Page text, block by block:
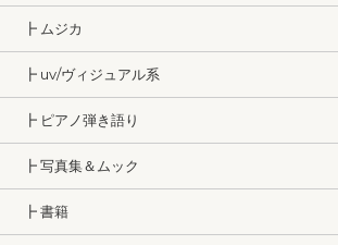
┣ ムジカ
┣ uv/ヴィジュアル系
┣ ピアノ弾き語り
┣ 写真集＆ムック
┣ 書籍